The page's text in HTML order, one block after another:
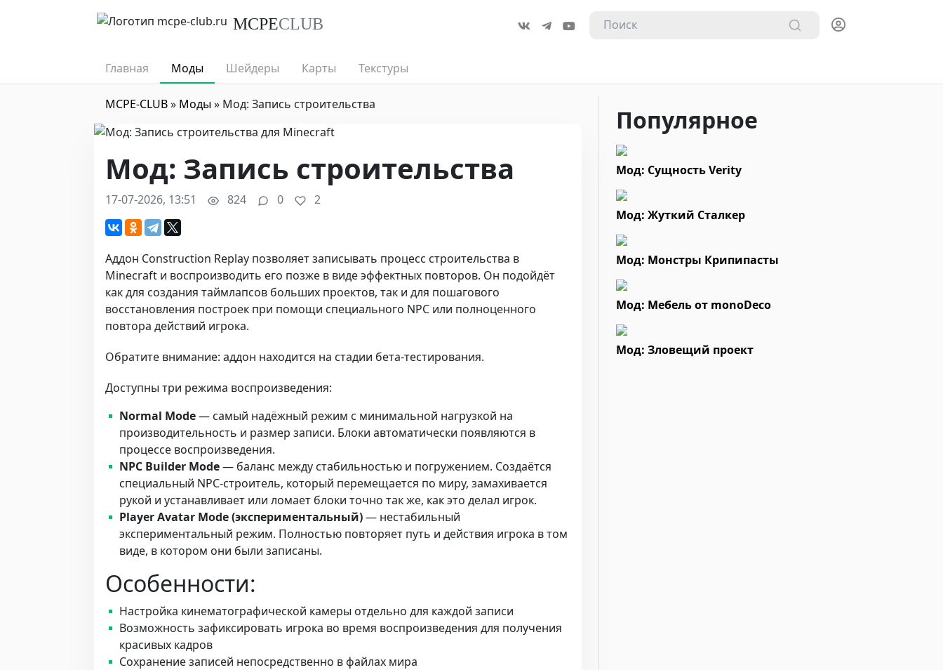
MCPECLUB
Главная Моды Шейдеры Карты Текстуры
MCPE-CLUB» Моды» Мод: Запись строительства
Мод: Запись строительства
17-07-2026, 13:51 824 0 2
Аддон Construction Replay позволяет записывать процесс строительства в
Minecraft и воспроизводить его позже в виде эффектных повторов. Он подойдёт
как для создания таймлапсов больших проектов, так и для пошагового
восстановления построек при помощи специального NPC или полноценного
повтора действий игрока.
Обратите внимание: аддон находится на стадии бета-тестирования.
Доступны три режима воспроизведения:
Normal Mode— самый надёжный режим с минимальной нагрузкой на
производительность и размер записи. Блоки автоматически появляются в
процессе воспроизведения.
NPC Builder Mode— баланс между стабильностью и погружением. Создаётся
специальный NPC-строитель, который перемещается по миру, замахивается
рукой и устанавливает или ломает блоки точно так же, как это делал игрок.
Player Avatar Mode (экспериментальный)— нестабильный
экспериментальный режим. Полностью повторяет путь и действия игрока в том
виде, в котором они были записаны.
Особенности:
Настройка кинематографической камеры отдельно для каждой записи
Возможность зафиксировать игрока во время воспроизведения для получения
красивых кадров
Сохранение записей непосредственно в файлах мира
Популярное
Мод: Сущность Verity
Мод: Жуткий Сталкер
Мод: Монстры Крипипасты
Мод: Мебель от monoDeco
Мод: Зловещий проект